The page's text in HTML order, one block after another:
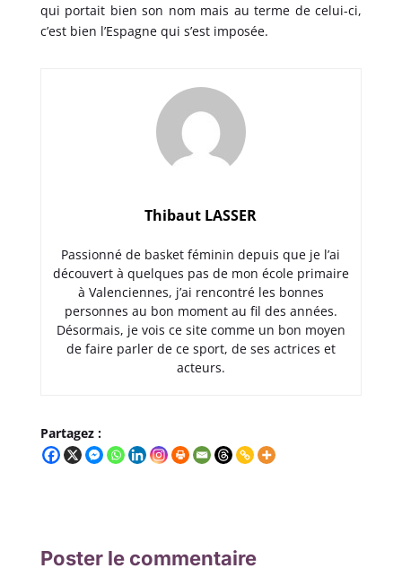
qui portait bien son nom mais au terme de celui-ci,
c’est bien l’Espagne qui s’est imposée.
Thibaut LASSER
Passionné de basket féminin depuis que je l’ai
découvert à quelques pas de mon école primaire
à Valenciennes, j’ai rencontré les bonnes
personnes au bon moment au fil des années.
Désormais, je vois ce site comme un bon moyen
de faire parler de ce sport, de ses actrices et
acteurs.
Partagez :
Poster le commentaire